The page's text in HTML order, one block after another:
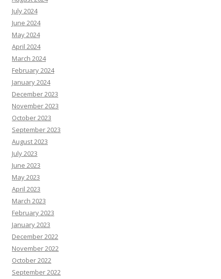
July 2024
June 2024
May 2024
April 2024
March 2024
February 2024
January 2024
December 2023
November 2023
October 2023
September 2023
August 2023
July 2023
June 2023
May 2023
April 2023
March 2023
February 2023
January 2023
December 2022
November 2022
October 2022
September 2022